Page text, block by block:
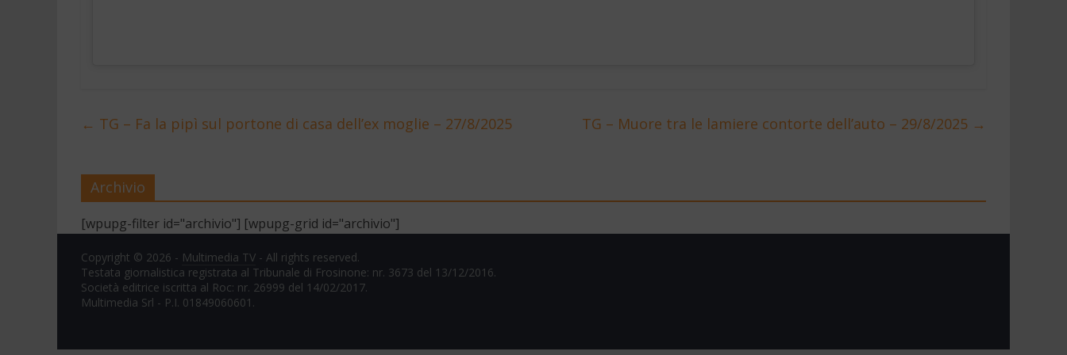
← TG – Fa la pipì sul portone di casa dell’ex moglie – 27/8/2025 TG – Muore tra le lamiere contorte dell’auto – 29/8/2025 →
Archivio
[wpupg-filter id="archivio"] [wpupg-grid id="archivio"]
Copyright © 2026 - Multimedia TV - All rights reserved.
Testata giornalistica registrata al Tribunale di Frosinone: nr. 3673 del 13/12/2016.
Società editrice iscritta al Roc: nr. 26999 del 14/02/2017.
Multimedia Srl - P.I. 01849060601.